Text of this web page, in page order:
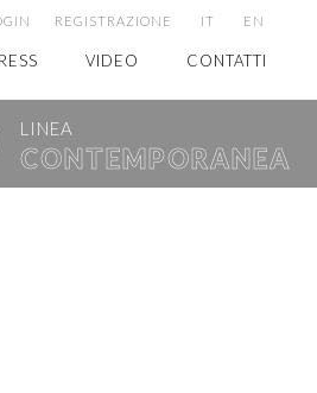
REGISTRAZIONE IT EN
VIDEO CONTATTI
LINEA
CONTEMPORANEA